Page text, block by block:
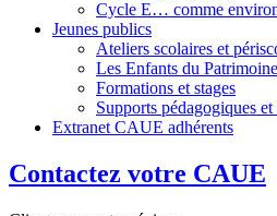
Cycle E… comme
Jeunes publics
Ateliers scolaires et
Les Enfants du Patrimoine
Formations et stages
Supports pédagogiques
Extranet CAUE adhérents
Contactez votre CAUE